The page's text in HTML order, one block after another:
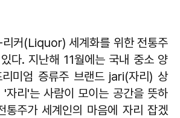
커(Liquor) 세계화를 위한 전통주
다. 지난해 11월에는 국내 중소 양
미엄 증류주 브랜드 jari(자리) 상
'자리'는 사람이 모이는 공간을 뜻하
통주가 세계인의 마음에 자리 잡겠